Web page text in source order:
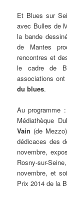
Et Blues sur
avec Bulles de
la bande
de Mantes
rencontres et
le cadre de
associations
du blues.
Au programme
Médiathèque
Vain (de
dédicaces des
novembre,
Rosny-sur-
novembre, et
Prix 2014 de la